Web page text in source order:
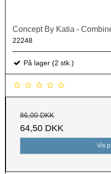
Concept By Katia -
22248
På lager (2 stk.)
86,00 DKK
64,50 DKK
Vis